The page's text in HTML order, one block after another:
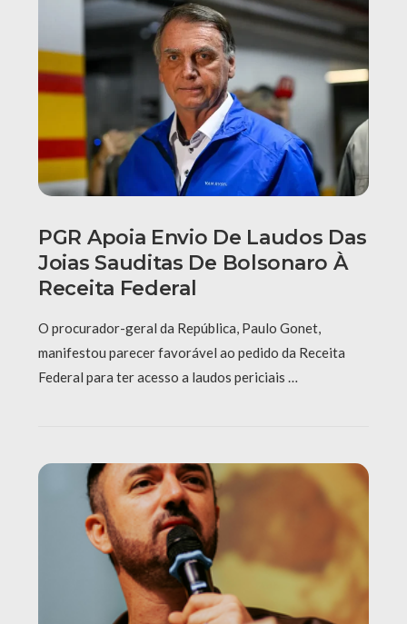
PGR Apoia Envio De Laudos Das
Joias Sauditas De Bolsonaro À
Receita Federal
O procurador-geral da República, Paulo Gonet,
manifestou parecer favorável ao pedido da Receita
Federal para ter acesso a laudos periciais …